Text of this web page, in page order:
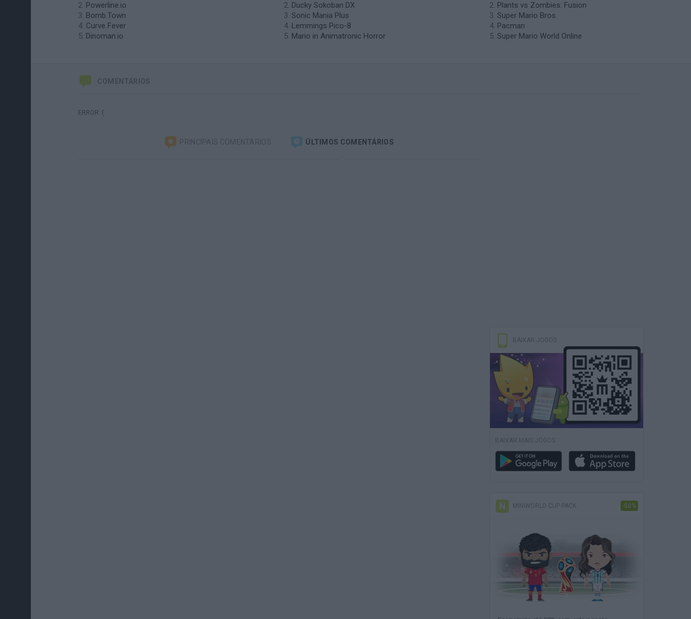
Powerline.io
Bomb.Town
Curve Fever
Dinoman.io
Ducky Sokoban DX
Sonic Mania Plus
Lemmings Pico-8
Mario in Animatronic Horror
Plants vs Zombies: Fusion
Super Mario Bros.
Pacman
Super Mario World Online
COMENTÁRIOS
ERROR :(
PRINCIPAIS COMENTÁRIOS ÚLTIMOS COMENTÁRIOS
BAIXAR JOGOS
BAIXAR MAIS JOGOS
MINIWORLD CUP PACK -50%